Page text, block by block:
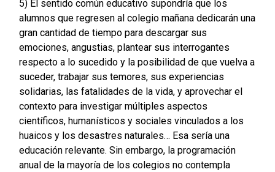
5) El sentido común educativo supondría que los
alumnos que regresen al colegio mañana dedicarán una
gran cantidad de tiempo para descargar sus
emociones, angustias, plantear sus interrogantes
respecto a lo sucedido y la posibilidad de que vuelva a
suceder, trabajar sus temores, sus experiencias
solidarias, las fatalidades de la vida, y aprovechar el
contexto para investigar múltiples aspectos
científicos, humanísticos y sociales vinculados a los
huaicos y los desastres naturales… Esa sería una
educación relevante. Sin embargo, la programación
anual de la mayoría de los colegios no contempla